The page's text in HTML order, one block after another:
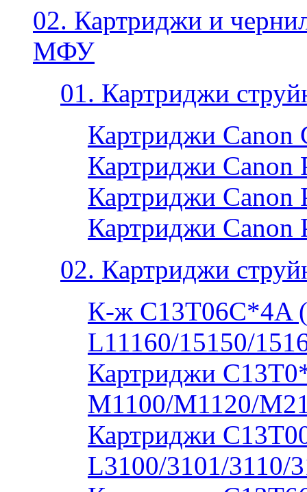
02. Картриджи и
МФУ
01. Картриджи
Картриджи Canon
Картриджи Canon
Картриджи Canon
Картриджи Canon
02. Картриджи
К-ж
L11160/15150/
Картриджи
M1100/M1120/
Картриджи
L3100/3101/3110/